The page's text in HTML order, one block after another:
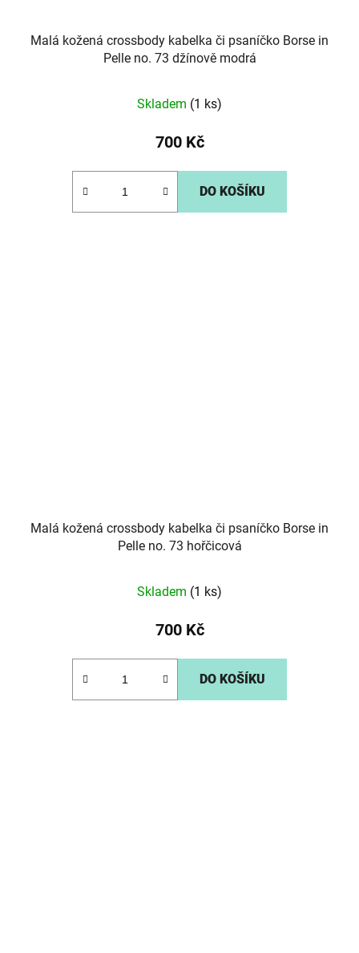
Malá kožená crossbody kabelka či psaníčko Borse in
Pelle no. 73 džínově modrá
Skladem (1 ks)
700 Kč
DO KOŠÍKU
Malá kožená crossbody kabelka či psaníčko Borse in
Pelle no. 73 hořčicová
Skladem (1 ks)
700 Kč
DO KOŠÍKU